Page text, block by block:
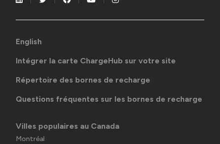
English
Intégrer la carte ChargeHub sur votre site
Répertoire des bornes de recharge
Questions fréquentes sur les bornes de recharge
Villes populaires au Canada
Montréal